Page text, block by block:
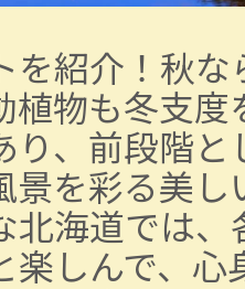
紹介！秋
植物も冬支
り、前段階
を彩る美し
北海道では
楽しんで、